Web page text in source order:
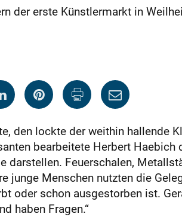
der erste Künstlermarkt in
den lockte der weithin hallende
bearbeitete Herbert
Feuerschalen,
junge Menschen nutzten die
oder schon ausgestorben ist.
haben Fragen.“